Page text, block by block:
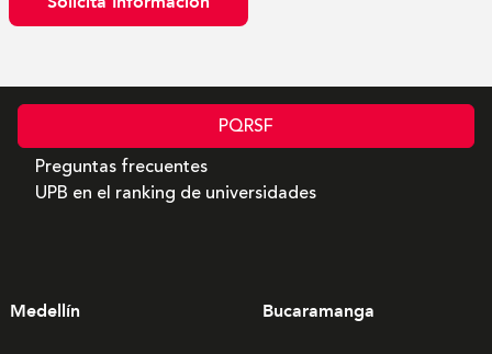
PQRSF
Preguntas frecuentes
UPB en el ranking de universidades
Medellín Bucaramanga